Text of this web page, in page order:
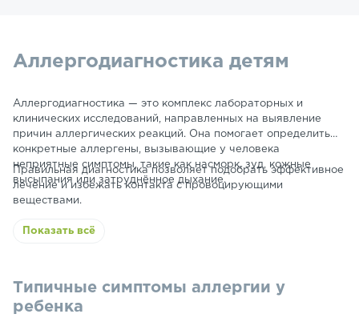
Аллергодиагностика детям
Аллергодиагностика — это комплекс лабораторных и
клинических исследований, направленных на выявление
причин аллергических реакций. Она помогает определить
конкретные аллергены, вызывающие у человека
неприятные симптомы, такие как насморк, зуд, кожные
высыпания или затруднённое дыхание.
Правильная диагностика позволяет подобрать эффективное
лечение и избежать контакта с провоцирующими
веществами.
Показать всё
Типичные симптомы аллергии у
ребенка